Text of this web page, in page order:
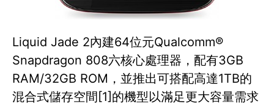
Liquid Jade 2內建64位元Qualcomm®
Snapdragon 808六核心處理器，配有3GB
RAM/32GB ROM，並推出可搭配高達1TB的
混合式儲存空間[1]的機型以滿足更大容量需求